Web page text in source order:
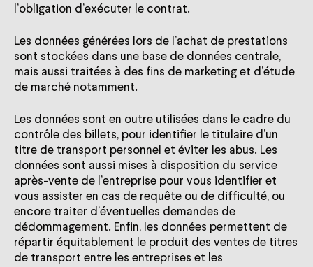
l’obligation d’exécuter le contrat.
Les données générées lors de l’achat de prestations
sont stockées dans une base de données centrale,
mais aussi traitées à des fins de marketing et d’étude
de marché notamment.
Les données sont en outre utilisées dans le cadre du
contrôle des billets, pour identifier le titulaire d’un
titre de transport personnel et éviter les abus. Les
données sont aussi mises à disposition du service
après-vente de l’entreprise pour vous identifier et
vous assister en cas de requête ou de difficulté, ou
encore traiter d’éventuelles demandes de
dédommagement. Enfin, les données permettent de
répartir équitablement le produit des ventes de titres
de transport entre les entreprises et les